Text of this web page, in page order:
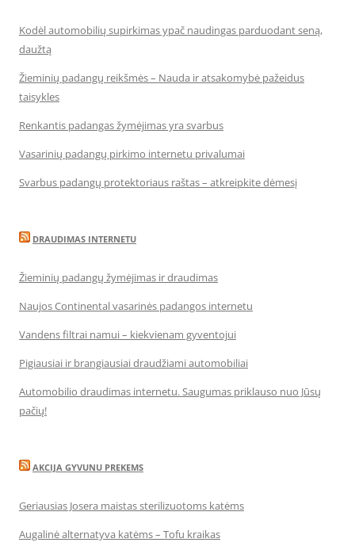
Kodėl automobilių supirkimas ypač naudingas parduodant seną,
daužtą
Žieminių padangų reikšmės – Nauda ir atsakomybė pažeidus
taisykles
Renkantis padangas žymėjimas yra svarbus
Vasarinių padangų pirkimo internetu privalumai
Svarbus padangų protektoriaus raštas – atkreipkite dėmesį
DRAUDIMAS INTERNETU
Žieminių padangų žymėjimas ir draudimas
Naujos Continental vasarinės padangos internetu
Vandens filtrai namui – kiekvienam gyventojui
Pigiausiai ir brangiausiai draudžiami automobiliai
Automobilio draudimas internetu. Saugumas priklauso nuo Jūsų
pačių!
AKCIJA GYVUNU PREKEMS
Geriausias Josera maistas sterilizuotoms katėms
Augalinė alternatyva katėms – Tofu kraikas